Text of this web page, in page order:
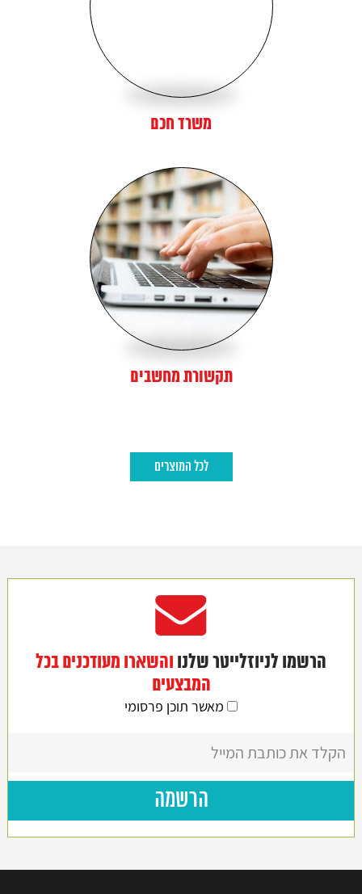
משרד חכם
תקשורת מחשבים
לכל המוצרים
הרשמו לניוזלייטר שלנו והשארו מעודכנים בכל
המבצעים
מאשר תוכן פרסומי